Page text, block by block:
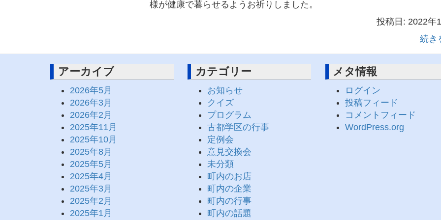
様が健康で暮らせるようお祈りしました。
投稿日: 2022年
続き
アーカイブ
2026年5月
2026年3月
2026年2月
2025年11月
2025年10月
2025年8月
2025年5月
2025年4月
2025年3月
2025年2月
2025年1月
カテゴリー
お知らせ
クイズ
プログラム
古都学区の行事
定例会
意見交換会
未分類
町内のお店
町内の企業
町内の行事
町内の話題
メタ情報
ログイン
投稿フィード
コメントフィード
WordPress.org